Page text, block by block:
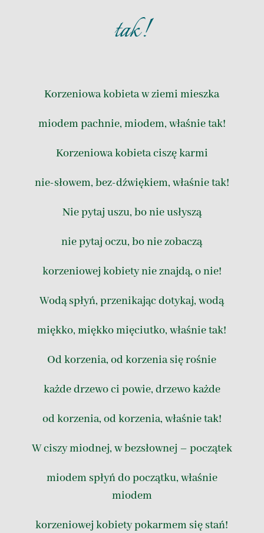
tak!
Korzeniowa kobieta w ziemi mieszka
miodem pachnie, miodem, właśnie tak!
Korzeniowa kobieta ciszę karmi
nie-słowem, bez-dźwiękiem, właśnie tak!
Nie pytaj uszu, bo nie usłyszą
nie pytaj oczu, bo nie zobaczą
korzeniowej kobiety nie znajdą, o nie!
Wodą spłyń, przenikając dotykaj, wodą
miękko, miękko mięciutko, właśnie tak!
Od korzenia, od korzenia się rośnie
każde drzewo ci powie, drzewo każde
od korzenia, od korzenia, właśnie tak!
W ciszy miodnej, w bezsłownej – początek
miodem spłyń do początku, właśnie
miodem
korzeniowej kobiety pokarmem się stań!